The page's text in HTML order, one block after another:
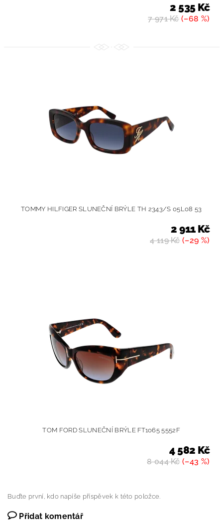
7 971 Kč(–68 %)
2 535 Kč
TOMMY HILFIGER SLUNEČNÍ BRÝLE TH 2343/S 05L08 53
4 119 Kč(–29 %)
2 911 Kč
TOM FORD SLUNEČNÍ BRÝLE FT1065 5552F
8 044 Kč(–43 %)
4 582 Kč
Buďte první, kdo napíše příspěvek k této položce.
Přidat komentář